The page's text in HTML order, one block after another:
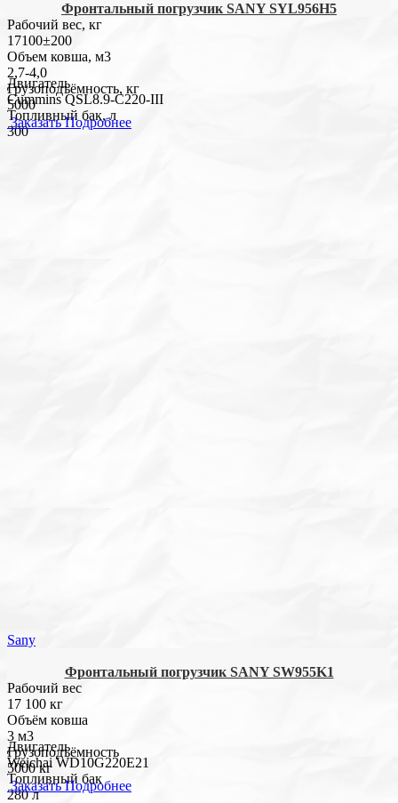
Фронтальный погрузчик SANY SYL956H5
Рабочий вес, кг
17100±200
Объем ковша, м3
2,7-4,0
Грузоподъёмность, кг
5000
Двигатель
Cummins QSL8.9-C220-III
Топливный бак, л
300
ЗаказатьПодробнее
Sany
Фронтальный погрузчик SANY SW955K1
Рабочий вес
17 100 кг
Объём ковша
3 м3
Грузоподъёмность
5000 кг
Двигатель
Weichai WD10G220E21
Топливный бак
280 л
ЗаказатьПодробнее